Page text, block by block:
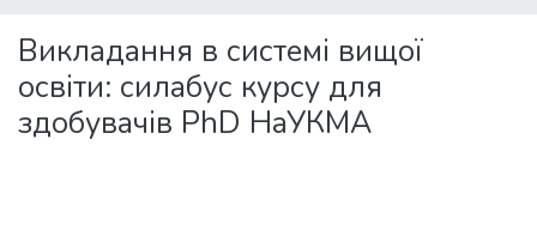
Statistics
Викладання в системі вищої
освіти: силабус курсу для
здобувачів PhD НаУКМА